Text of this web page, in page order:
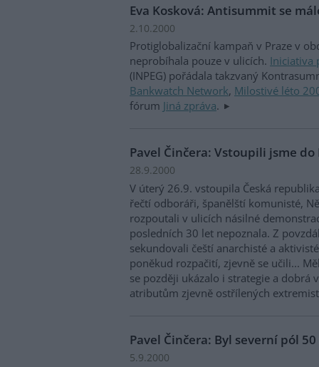
Eva Kosková: Antisummit se
2.10.2000
Protiglobalizační kampaň v Praze v
neprobíhala pouze v ulicích. Iniciativa
(INPEG) pořádala takzvaný
Bankwatch Network, Milostivé léto
fórum Jiná zpráva.
Pavel Činčera: Vstoupili jsme do
28.9.2000
V úterý 26.9. vstoupila Česká
řečtí odboráři, španělští komunisté,
rozpoutali v ulicích násilné
posledních 30 let nepoznala. Z
sekundovali čeští anarchisté a aktivisté
poněkud rozpačití, zjevně se učili...
se později ukázalo i strategie a dobrá
atributům zjevně ostřílených
Pavel Činčera: Byl severní pól
5.9.2000